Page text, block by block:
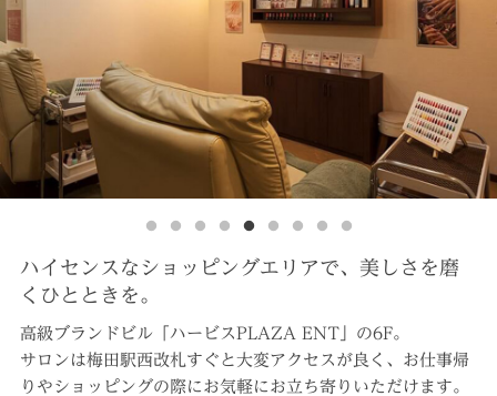
ハイセンスなショッピングエリアで、美しさを磨
くひとときを。
高級ブランドビル「ハービスPLAZA ENT」の6F。
サロンは梅田駅西改札すぐと大変アクセスが良く、お仕事帰
りやショッピングの際にお気軽にお立ち寄りいただけます。